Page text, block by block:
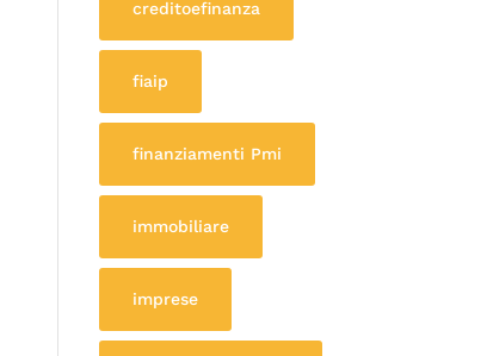
creditoefinanza
fiaip
finanziamenti Pmi
immobiliare
imprese